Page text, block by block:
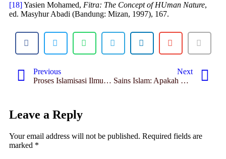
[18]Yasien Mohamed, Fitra: The Concept of HUman Nature,
ed. Masyhur Abadi (Bandung: Mizan, 1997), 167.
Previous
Proses Islamisasi Ilmu Pengetahuan dalam Konsepsi Syed Muhammad Naquib Al-Attas
Next
Sains Islam: Apakah Mungkin? Telaah Pemikiran Muzaffar Iqbal
Leave a Reply
Your email address will not be published. Required fields are
marked *